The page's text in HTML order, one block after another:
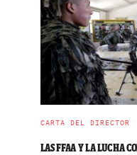
CARTA DEL DIRECTOR
LAS FFAA Y LA LUCHA